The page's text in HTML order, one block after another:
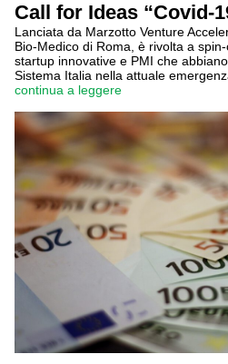
Call for Ideas “Covid-
Lanciata da Marzotto Venture
Bio-Medico di Roma, è rivolta a
startup innovative e PMI che
Sistema Italia nella attuale
continua a leggere